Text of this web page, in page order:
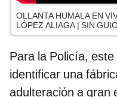
OLLANTA HUMALA EN
LÓPEZ ALIAGA | SIN
Para la Policía,
identificar una
adulteración a gran